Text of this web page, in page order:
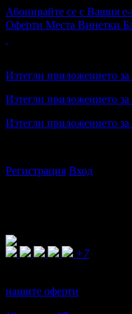
Абонирайте се с Вашия
Оферти Места Винетки
Изтегли приложението за
Изтегли приложението за
Изтегли приложението за
Регистрация Вход
+7
нашите оферти